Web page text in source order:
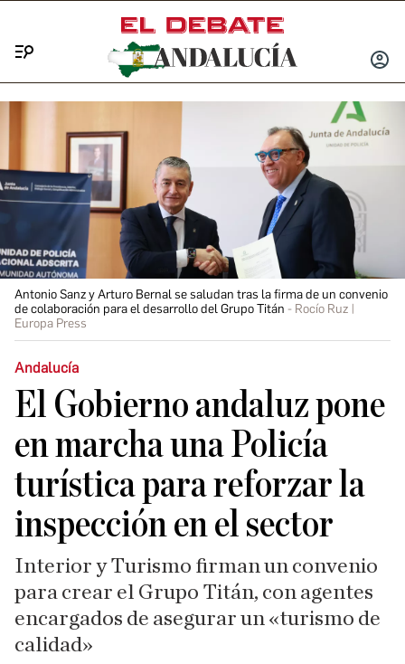
INICIAR
Antonio Sanz y Arturo Bernal se saludan tras la firma de un convenio
de colaboración para el desarrollo del Grupo Titán
Rocío Ruz |
Europa Press
Andalucía
El Gobierno andaluz pone
en marcha una Policía
turística para reforzar la
inspección en el sector
Interior y Turismo firman un convenio
para crear el Grupo Titán, con agentes
encargados de asegurar un «turismo de
calidad»